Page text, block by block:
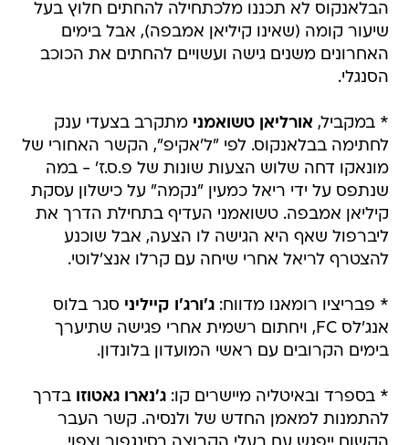
הבלאנקוס לא תכננו מלכתחילה להחתים חלוץ בעל
שיעור קומה (שאינו קיליאן אמבפה), אבל בימים
האחרונים משנים גישה ועשויים להחתים את הכוכב
הסנגלי.
* במקביל, אורליאן טשואמני מתקרב בצעדי ענק
לחתימה בבלאנקוס. לפי "ל'אקיפ", הקשר האחורי של
מונאקו דחה שלוש הצעות שונות של פ.ס.ז' - במה
שנתפס על ידי ריאל כמעין "נקמה" על כישלון עסקת
קיליאן אמבפה. טשואמני העדיף בתחילת הדרך את
ליברפול שאף היא הגישה לו הצעה, אבל שוכנע
להצטרף לריאל אחרי שיחה עם קרלו אנצ'לוטי.
* פבריציו רומאנו מדווח:ג'ורג'ו קייליני סגר בלוס
אנג'לס FC, ויחתום רשמית אחרי פגישה שתיערך
בימים הקרובים עם ראשי המועדון בלונדון.
* בספרד ובאיטליה מיישרים קו:ג'נארו גאטוזו בדרך
להתמנות למאמן החדש של ולנסיה. קשר העבר